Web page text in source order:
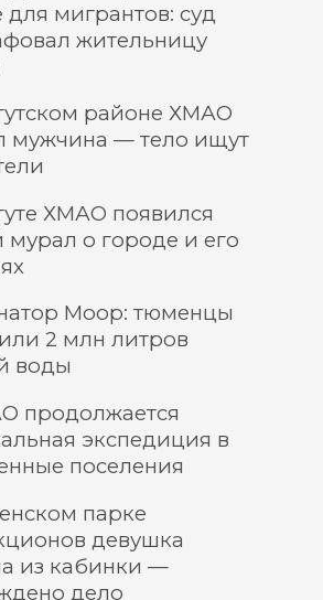
мигрантов: суд
жительницу
районе ХМАО
мужчина — тело ищут
ХМАО появился
мурал о городе и его
Моор: тюменцы
2 млн литров
воды
продолжается
экспедиция в
поселения
парке
девушка
из кабинки —
дело